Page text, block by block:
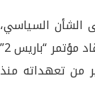
الشأن السياسي،
إذ تمتد هذه إلى عام 2002، وتحديداً بعد انعقاد مؤتمر “باريس 2”
من تعهداته منذ